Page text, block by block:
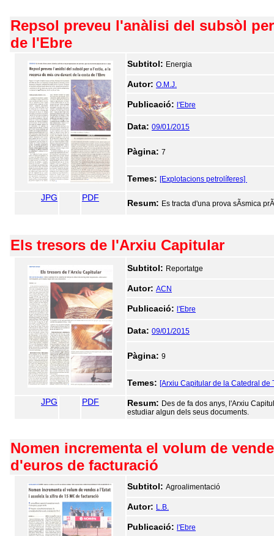
Repsol preveu l'anàlisi del subsòl
de l'Ebre
Subtitol: Energia
Autor: O.M.J.
Publicació: l'Ebre
Data: 09/01/2015
Pàgina: 7
Temes: [Explotacions petrolíferes]
JPG PDF
Resum: Es tracta d'una prova sÃ­smica
Els tresors de l'Arxiu Capitular
Subtitol: Reportatge
Autor: ACN
Publicació: l'Ebre
Data: 09/01/2015
Pàgina: 9
Temes: [Arxiu Capitular de la Catedral de
JPG PDF Resum: Des de fa dos anys, l'Arxiu
estudiar algun dels seus documents.
Nomen incrementa el volum de
d'euros de facturació
Subtitol: Agroalimentació
Autor: L.B.
Publicació: l'Ebre